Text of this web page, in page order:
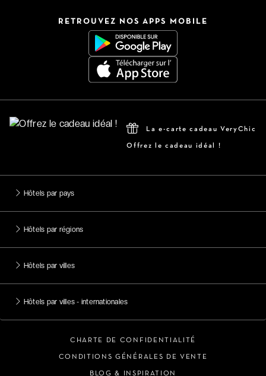
RETROUVEZ NOS APPS MOBILE
La e-carte cadeau VeryChic
Offrez le cadeau idéal !
Hôtels par pays
Hôtels par régions
Hôtels par villes
Hôtels par villes - internationales
CHARTE DE CONFIDENTIALITÉ
CONDITIONS GÉNÉRALES DE VENTE
BLOG & INSPIRATION